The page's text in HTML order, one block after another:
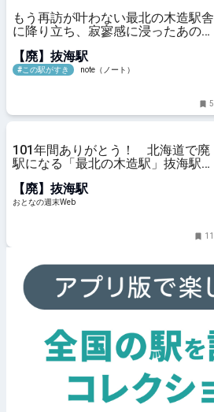
もう再訪が叶わない最北の木造駅舎
に降り立ち、寂寥感に浸ったあの日
【廃】抜海駅
#この駅がすき note（ノート）
5
101年間ありがとう！ 北海道で廃
駅になる「最北の木造駅」抜海駅
となの週末Web
【廃】抜海駅
おとなの週末Web
11